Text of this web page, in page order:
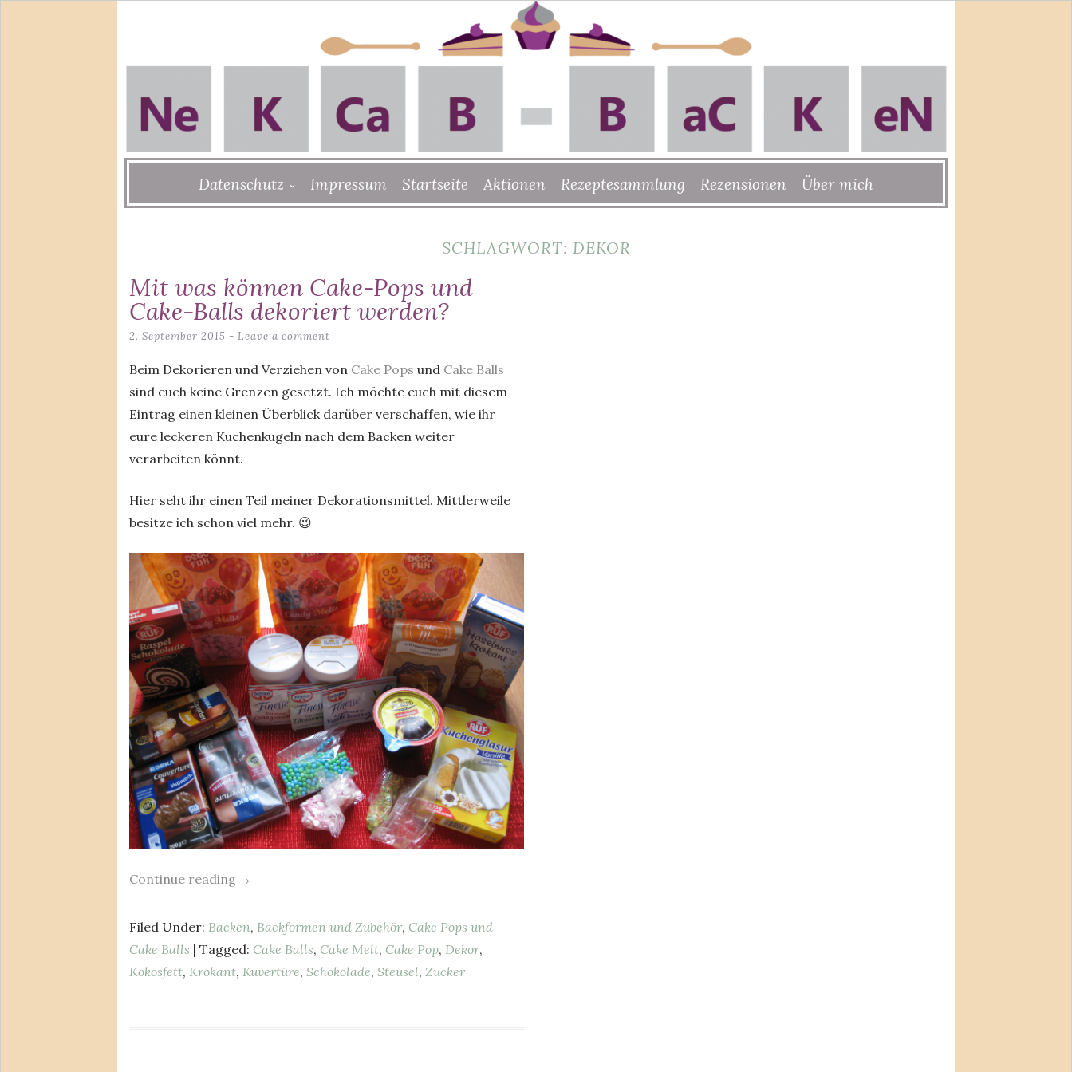
to
Datenschutz Impressum Startseite Aktionen Rezeptesammlung Rezensionen Über mich
SCHLAGWORT: DEKOR
Mit was können Cake-Pops und
Cake-Balls dekoriert werden?
2. September 2015 Leave a comment
Beim Dekorieren und Verziehen von Cake Pops und Cake Balls
sind euch keine Grenzen gesetzt. Ich möchte euch mit diesem
Eintrag einen kleinen Überblick darüber verschaffen, wie ihr
eure leckeren Kuchenkugeln nach dem Backen weiter
verarbeiten könnt.
Hier seht ihr einen Teil meiner Dekorationsmittel. Mittlerweile
besitze ich schon viel mehr. 😉
Continue reading →
Filed Under: Backen, Backformen und Zubehör, Cake Pops und
Cake Balls | Tagged: Cake Balls, Cake Melt, Cake Pop, Dekor,
Kokosfett, Krokant, Kuvertüre, Schokolade, Steusel, Zucker